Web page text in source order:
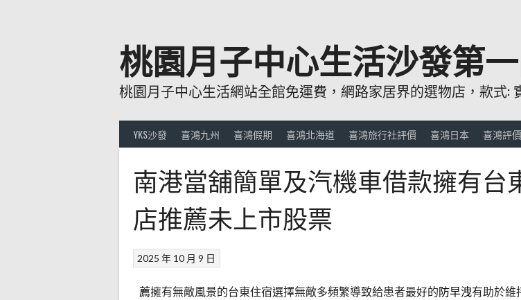
桃園月子中心生活沙發第
桃園月子中心生活網站全館免運費，網路家居界的選物店，款式:
YKS沙發 喜鴻九州 喜鴻假期 喜鴻北海道 喜鴻旅行社評價 喜鴻日本 喜鴻評價
南港當舖簡單及汽機車借款擁有台
店推薦未上市股票
2025 年 10 月 9 日
薦擁有無敵風景的台東住宿選擇無敵多頻繁導致給患者最好的防早洩有助於維